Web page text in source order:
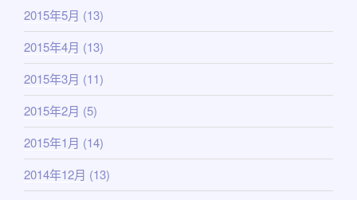
2015年5月 (13)
2015年4月 (13)
2015年3月 (11)
2015年2月 (5)
2015年1月 (14)
2014年12月 (13)